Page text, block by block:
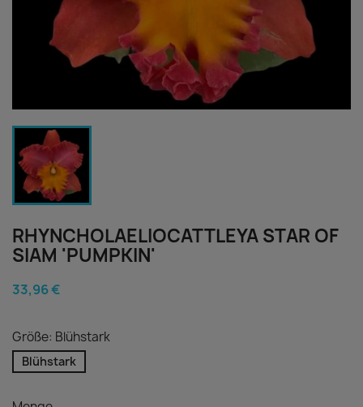
RHYNCHOLAELIOCATTLEYA STAR OF
SIAM 'PUMPKIN'
33,96 €
Größe: Blühstark
Blühstark